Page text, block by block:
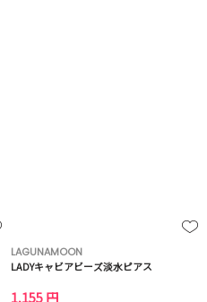
LAGUNAMOON
LADYキャビアビーズ淡水ピアス
1,155 円